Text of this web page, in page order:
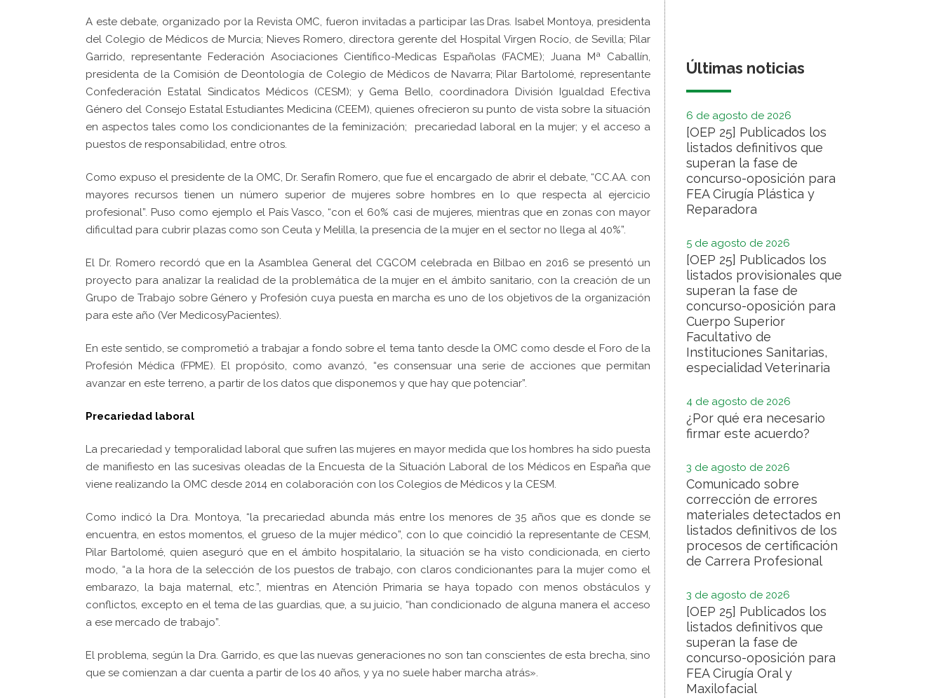
A este debate, organizado por la Revista OMC, fueron invitadas a participar las Dras. Isabel Montoya, presidenta
del Colegio de Médicos de Murcia; Nieves Romero, directora gerente del Hospital Virgen Rocío, de Sevilla; Pilar
Garrido, representante Federación Asociaciones Científico-Medicas Españolas (FACME); Juana Mª Caballín,
presidenta de la Comisión de Deontología de Colegio de Médicos de Navarra; Pilar Bartolomé, representante
Confederación Estatal Sindicatos Médicos (CESM); y Gema Bello, coordinadora División Igualdad Efectiva
Género del Consejo Estatal Estudiantes Medicina (CEEM), quienes ofrecieron su punto de vista sobre la situación
en aspectos tales como los condicionantes de la feminización; precariedad laboral en la mujer; y el acceso a
puestos de responsabilidad, entre otros.
Como expuso el presidente de la OMC, Dr. Serafín Romero, que fue el encargado de abrir el debate, “CC.AA. con
mayores recursos tienen un número superior de mujeres sobre hombres en lo que respecta al ejercicio
profesional”. Puso como ejemplo el País Vasco, “con el 60% casi de mujeres, mientras que en zonas con mayor
dificultad para cubrir plazas como son Ceuta y Melilla, la presencia de la mujer en el sector no llega al 40%”.
El Dr. Romero recordó que en la Asamblea General del CGCOM celebrada en Bilbao en 2016 se presentó un
proyecto para analizar la realidad de la problemática de la mujer en el ámbito sanitario, con la creación de un
Grupo de Trabajo sobre Género y Profesión cuya puesta en marcha es uno de los objetivos de la organización
para este año (Ver MedicosyPacientes).
En este sentido, se comprometió a trabajar a fondo sobre el tema tanto desde la OMC como desde el Foro de la
Profesión Médica (FPME). El propósito, como avanzó, “es consensuar una serie de acciones que permitan
avanzar en este terreno, a partir de los datos que disponemos y que hay que potenciar”.
Precariedad laboral
La precariedad y temporalidad laboral que sufren las mujeres en mayor medida que los hombres ha sido puesta
de manifiesto en las sucesivas oleadas de la Encuesta de la Situación Laboral de los Médicos en España que
viene realizando la OMC desde 2014 en colaboración con los Colegios de Médicos y la CESM.
Como indicó la Dra. Montoya, “la precariedad abunda más entre los menores de 35 años que es donde se
encuentra, en estos momentos, el grueso de la mujer médico”, con lo que coincidió la representante de CESM,
Pilar Bartolomé, quien aseguró que en el ámbito hospitalario, la situación se ha visto condicionada, en cierto
modo, “a la hora de la selección de los puestos de trabajo, con claros condicionantes para la mujer como el
embarazo, la baja maternal, etc.”, mientras en Atención Primaria se haya topado con menos obstáculos y
conflictos, excepto en el tema de las guardias, que, a su juicio, “han condicionado de alguna manera el acceso
a ese mercado de trabajo”.
El problema, según la Dra. Garrido, es que las nuevas generaciones no son tan conscientes de esta brecha, sino
que se comienzan a dar cuenta a partir de los 40 años, y ya no suele haber marcha atrás».
Últimas noticias
6 de agosto de 2026
[OEP 25] Publicados los
listados definitivos que
superan la fase de
concurso-oposición para
FEA Cirugía Plástica y
Reparadora
5 de agosto de 2026
[OEP 25] Publicados los
listados provisionales que
superan la fase de
concurso-oposición para
Cuerpo Superior
Facultativo de
Instituciones Sanitarias,
especialidad Veterinaria
4 de agosto de 2026
¿Por qué era necesario
firmar este acuerdo?
3 de agosto de 2026
Comunicado sobre
corrección de errores
materiales detectados en
listados definitivos de los
procesos de certificación
de Carrera Profesional
3 de agosto de 2026
[OEP 25] Publicados los
listados definitivos que
superan la fase de
concurso-oposición para
FEA Cirugía Oral y
Maxilofacial